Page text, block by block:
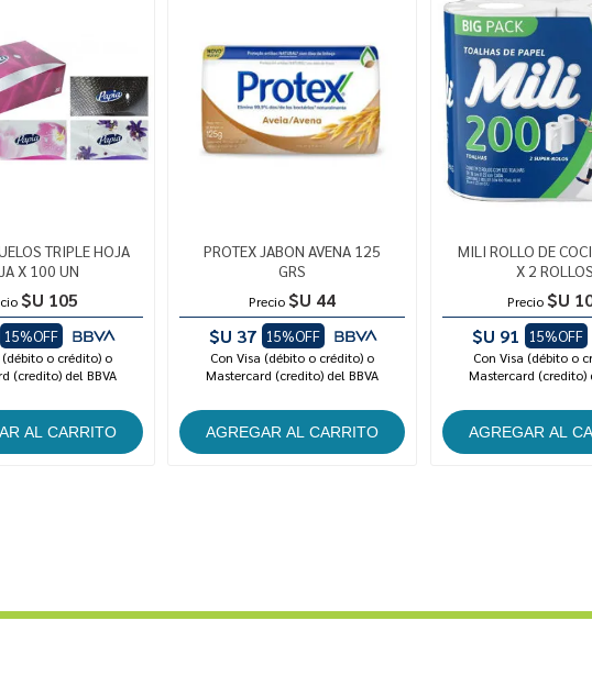
TRIPLE HOJA
X 100 UN
$U 105
15%OFF
(débito o crédito) o
(credito) del BBVA
PROTEX JABON AVENA 125
GRS
Precio $U 44
$U 37 15%OFF
Con Visa (débito o crédito) o
Mastercard (credito) del BBVA
MILI ROLLO DE
X 2 ROLLOS
Precio $U
$U 91
15%OFF
Con Visa (débito o
Mastercard (credito)